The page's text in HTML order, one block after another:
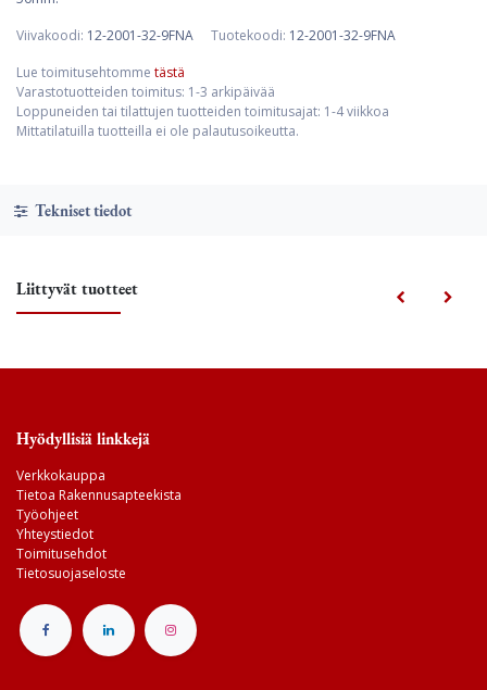
Viivakoodi: 12-2001-32-9FNA Tuotekoodi: 12-2001-32-9FNA
Lue toimitusehtomme tästä
Varastotuotteiden toimitus: 1-3 arkipäivää
Loppuneiden tai tilattujen tuotteiden toimitusajat: 1-4 viikkoa
Mittatilatuilla tuotteilla ei ole palautusoikeutta.
Tekniset tiedot
Liittyvät tuotteet
Hyödyllisiä linkkejä
Verkkokauppa
Tietoa Rakennusapteekista
Työohjeet
Yhteystiedot
Toimitusehdot
Tietosuojaseloste